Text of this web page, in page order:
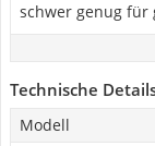
schwer genug für
Technische
Modell